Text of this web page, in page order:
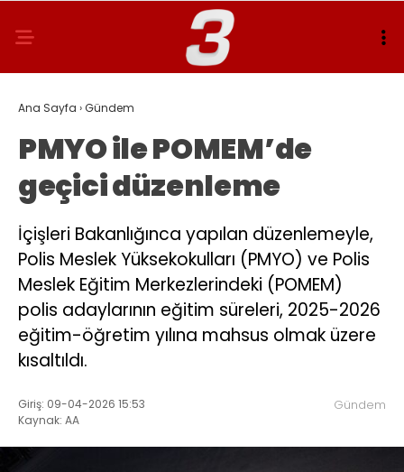
Ana Sayfa ›Gündem
PMYO ile POMEM’de
geçici düzenleme
İçişleri Bakanlığınca yapılan düzenlemeyle,
Polis Meslek Yüksekokulları (PMYO) ve Polis
Meslek Eğitim Merkezlerindeki (POMEM)
polis adaylarının eğitim süreleri, 2025-2026
eğitim-öğretim yılına mahsus olmak üzere
kısaltıldı.
Giriş: 09-04-2026 15:53
Kaynak: AA
Gündem